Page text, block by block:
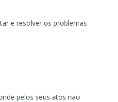
e resolver os problemas
pelos seus atos não